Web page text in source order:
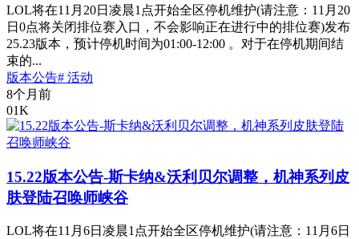
LOL将在11月20日凌晨1点开始全区停机维护(请注意：11月20
日0点将关闭排位赛入口，不会影响正在进行中的排位赛)发布
25.23版本，预计停机时间为01:00-12:00 。对于在停机期间结
束的...
版本公告# 活动
8个月前
01K
15.22版本公告-斯卡纳&沃利贝尔调整，机神系列皮
肤登陆召唤师峡谷
LOL将在11月6日凌晨1点开始全区停机维护(请注意：11月6日